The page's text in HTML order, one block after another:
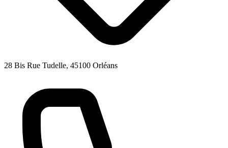
28 Bis Rue Tudelle, 45100 Orléans